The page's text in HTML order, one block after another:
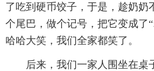
了吃到硬币饺子，于是，趁奶奶
个尾巴，做个记号，把它变成了
哈哈大笑，我们全家都笑了。
后来，我们一家人围坐在桌